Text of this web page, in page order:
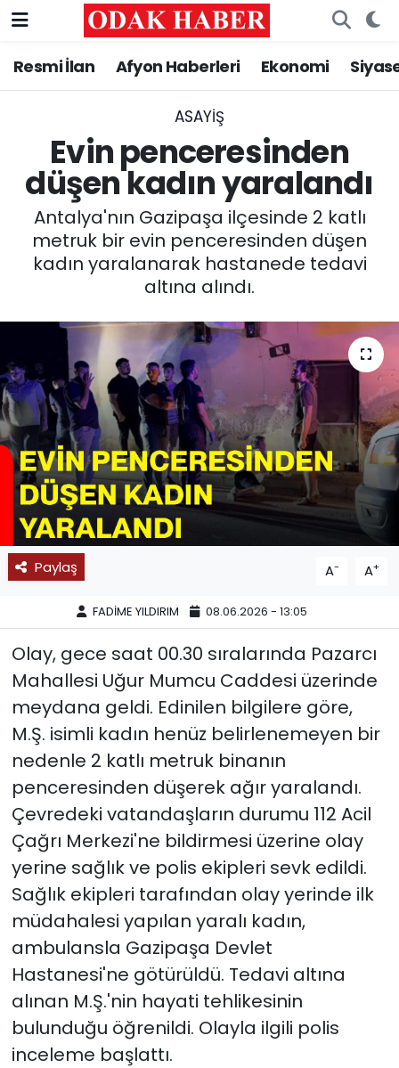
Resmi İlan Afyon Haberleri Ekonomi
ASAYİŞ
Evin penceresinden
düşen kadın yaralandı
Antalya'nın Gazipaşa ilçesinde 2 katlı
metruk bir evin penceresinden düşen
kadın yaralanarak hastanede tedavi
altına alındı.
Paylaş A- A+
FADİME YILDIRIM 08.06.2026 - 13:05
Olay, gece saat 00.30 sıralarında Pazarcı
Mahallesi Uğur Mumcu Caddesi üzerinde
meydana geldi. Edinilen bilgilere göre,
M.Ş. isimli kadın henüz belirlenemeyen bir
nedenle 2 katlı metruk binanın
penceresinden düşerek ağır yaralandı.
Çevredeki vatandaşların durumu 112 Acil
Çağrı Merkezi'ne bildirmesi üzerine olay
yerine sağlık ve polis ekipleri sevk edildi.
Sağlık ekipleri tarafından olay yerinde ilk
müdahalesi yapılan yaralı kadın,
ambulansla Gazipaşa Devlet
Hastanesi'ne götürüldü. Tedavi altına
alınan M.Ş.'nin hayati tehlikesinin
bulunduğu öğrenildi. Olayla ilgili polis
inceleme başlattı.
AFYONKARAHİSAR HABERLERİ
ASAYİŞ
GÜNCEL
SİYASET
MAGAZİN
SAĞLIK
SPOR
11:11 MANŞET
Nöbetçi Eczaneler
Trafik Durumu
Süper Lig Puan Durumu ve Fikstür
Tüm Manşetler
Son Dakika Haberleri
Haber Arşivi